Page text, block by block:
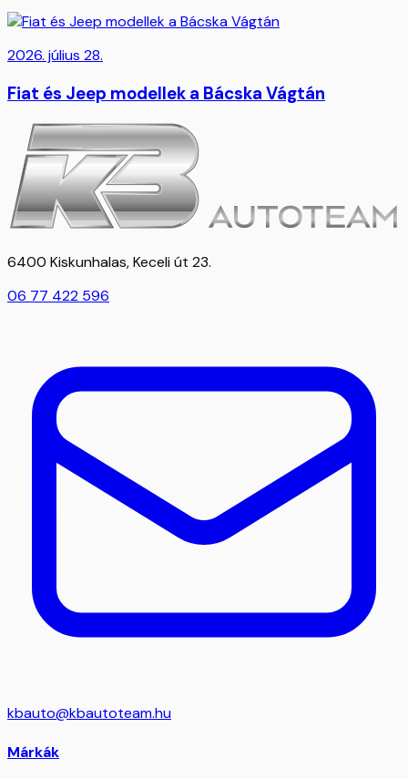
2026. július 28.
Fiat és Jeep modellek a Bácska Vágtán
6400 Kiskunhalas, Keceli út 23.
06 77 422 596
kbauto@kbautoteam.hu
Márkák